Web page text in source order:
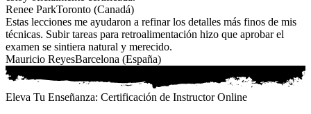
Renee ParkToronto (Canadá)
Estas lecciones me ayudaron a refinar los detalles más finos de mis
técnicas. Subir tareas para retroalimentación hizo que aprobar el
examen se sintiera natural y merecido.
Mauricio ReyesBarcelona (España)
Eleva Tu Enseñanza: Certificación de Instructor Online